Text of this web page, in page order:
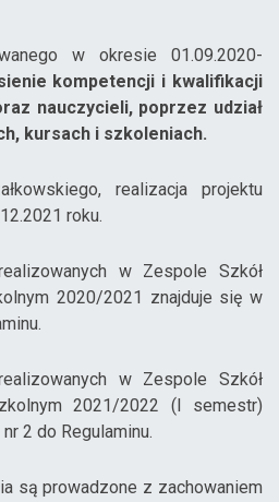
w okresie 01.09.2020-
kompetencji i kwalifikacji
nauczycieli, poprzez udział
kursach i szkoleniach.
realizacja projektu
roku.
w Zespole Szkół
2020/2021 znajduje się w
w Zespole Szkół
2021/2022 (I semestr)
2 do Regulaminu.
są prowadzone z zachowaniem